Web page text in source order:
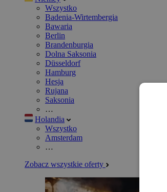
Wszystko
Badenia-Wirtembergia
Bawaria
Berlin
Brandenburgia
Dolna Saksonia
Düsseldorf
Hamburg
Hesja
Rujana
Saksonia
…
Holandia
Wszystko
Amsterdam
…
Zobacz wszystkie oferty